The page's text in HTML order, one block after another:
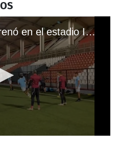
Real España ya entrenó en el estadio Independencia de Nicaragua previo al duelo contra Real Estelí